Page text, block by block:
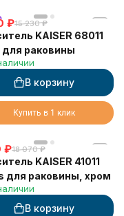
₽15 230 ₽
KAISER 68011
для раковины
В корзину
Купить в 1 клик
₽18 070 ₽
KAISER 41011
для раковины, хром
В корзину